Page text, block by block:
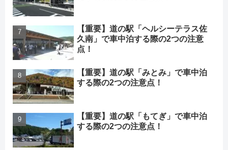
【重要】道の駅「ヘルシーテラス佐
久南」で車中泊する際の2つの注意
点！
【重要】道の駅「みとみ」で車中泊
する際の2つの注意点！
【重要】道の駅「もてぎ」で車中泊
する際の2つの注意点！